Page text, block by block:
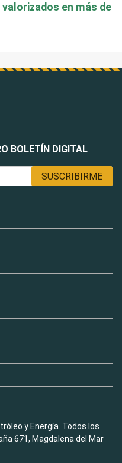
en más de
BOLETÍN DIGITAL
y Energía. Todos los
671, Magdalena del Mar